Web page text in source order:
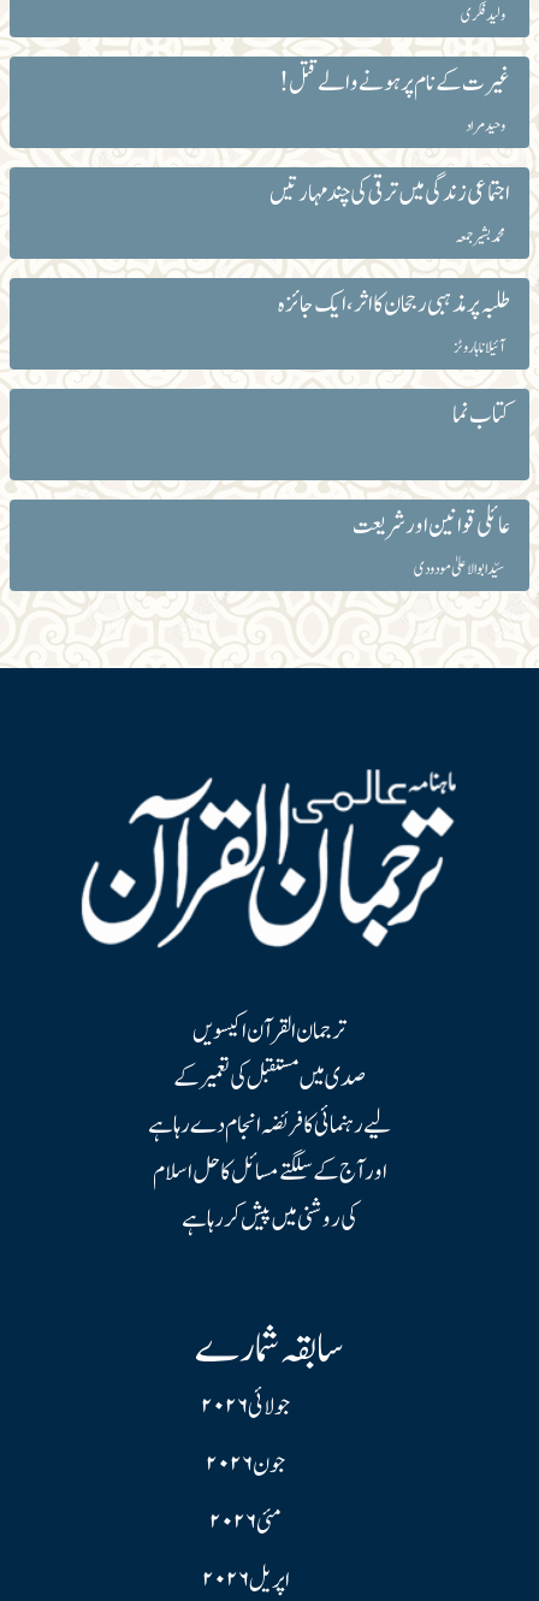
ولید فکری
غیرت کے نام پر ہونے والے قتل !
وحید مراد
اجتماعی زندگی میں ترقی کی چند مہارتیں
محمد بشیر جمعہ
طلبہ پر مذہبی رجحان کا اثر، ایک جائزہ
آئیلانا ہاروٹز
کتاب نما
عائلی قوانین اور شریعت
سیّد ابوالاعلیٰ مودودی
ترجمان القرآن اکیسویں
صدی میں مستقبل کی تعمیر کے
لیے رہنمائی کا فریضہ انجام دے رہا ہے
اور آج کے سلگتے مسائل کا حل اسلام
کی روشنی میں پیش کر رہا ہے
سابقہ شمارے
جولائی ۲۰۲۶
جون ۲۰۲۶
مئی ۲۰۲۶
اپریل ۲۰۲۶